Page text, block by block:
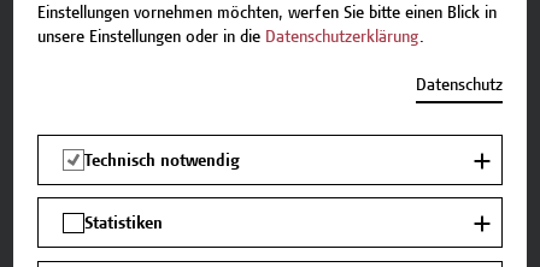
Veranstaltungsort
1100 Wien
ECTS
Einstellungen vornehmen möchten, werfen Sie bitte einen Blick in
unsere Einstellungen oder in die Datenschutzerklärung.
Datenschutz
Technisch notwendig
Statistiken